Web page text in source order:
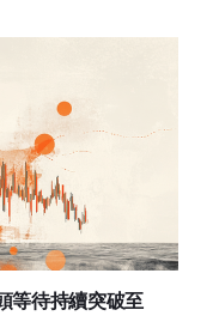
等待持續突破至